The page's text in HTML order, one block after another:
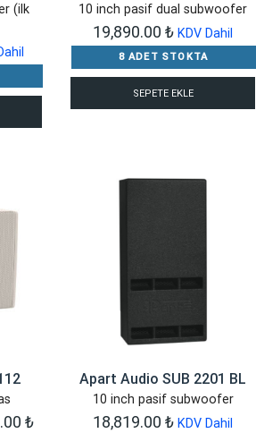
(ilk
10 inch pasif dual subwoofer
19,890.00 ₺ KDV Dahil
8 ADET STOKTA
SEPETE EKLE
₺Şu
Apart Audio SUB 2201 BL
10 inch pasif subwoofer
18,819.00 ₺ KDV Dahil